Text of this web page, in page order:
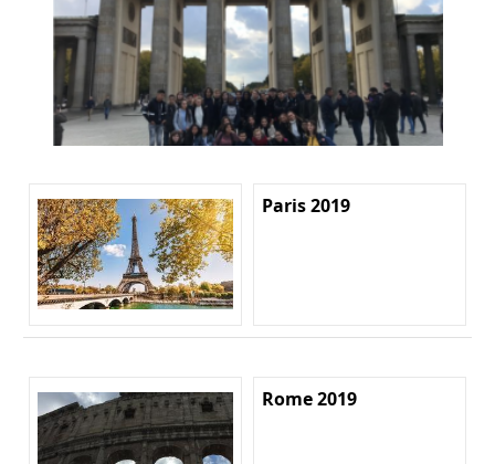
Paris 2019
Rome 2019